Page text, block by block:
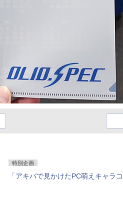
特別企画
「アキバで見かけたPC萌えキャラ